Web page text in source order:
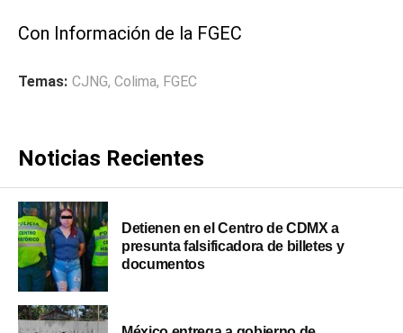
Con Información de la FGEC
Temas: CJNG, Colima, FGEC
Noticias Recientes
Detienen en el Centro de CDMX a
presunta falsificadora de billetes y
documentos